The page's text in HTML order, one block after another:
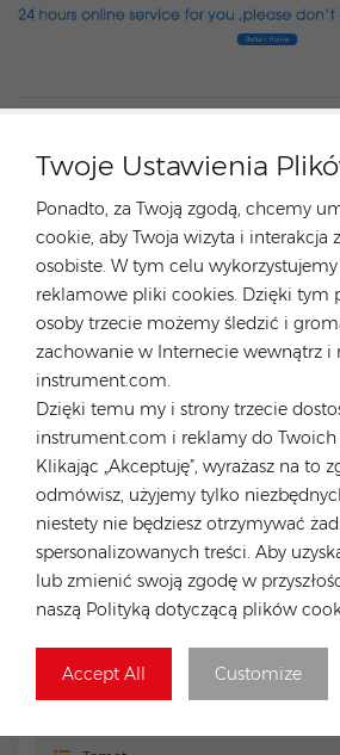
Twoje Ustawienia
Ponadto, za Twoją zgodą, chcemy
cookie, aby Twoja wizyta i interakcja
osobiste. W tym celu
reklamowe pliki cookies. Dzięki tym
osoby trzecie możemy śledzić i
zachowanie w Internecie wewnątrz i
instrument.com.
Dzięki temu my i strony trzecie
instrument.com i reklamy do Twoich
Klikając „Akceptuję”, wyrażasz na to
odmówisz, użyjemy tylko
niestety nie będziesz otrzymywać
spersonalizowanych treści. Aby
lub zmienić swoją zgodę w
naszą Polityką dotyczącą plików
Accept All Customize
Systemy Montażu Paneli
Systemy Mocowania Dachów Ze Stali
Wysokiej Jakości Stojak Do Montażu
Wspornik Dachowy Solarny
Uchwyt Dachowy Na Panel
System Montażu Paneli Słonecznych
Dachówkowym
Poprzedni
Hopergy DS-200M10A1-S05
Hanging Bolt
Następny
Hopergy RA-MSR-0450 mini
roof
ZOSTAW
Jeśli masz jakiekolwiek potrzeby
problemy techniczne, możesz
formularz, a my skontaktujemy się z
to możliwe.